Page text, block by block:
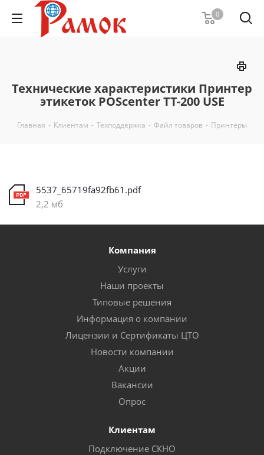
0
Технические характеристики Принтер
этикеток POScenter TT-200 USE
Главная - Клиентам - Техподдержка - Файл товаров - Принтеры
5537_65719fa92fb61.pdf
2,2 мб
Компания
Услуги
Наши проекты
Типовые решения
Информация о компании
Лицензии и Сертификаты ЦТО
Новости компании
Акции
Вакансии
Опрос
Клиентам
Подключение СКНО